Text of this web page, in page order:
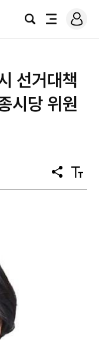
검
전
로
그
선거대책
시당 위원
공
유
텍
스